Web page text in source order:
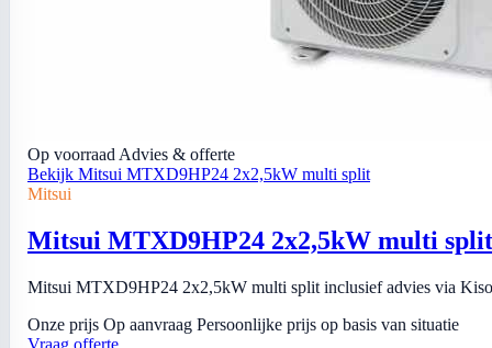
Op voorraad Advies & offerte
Bekijk Mitsui MTXD9HP24 2x2,5kW multi split
Mitsui
Mitsui MTXD9HP24 2x2,5kW multi split
Mitsui MTXD9HP24 2x2,5kW multi split inclusief advies via
Onze prijs Op aanvraag Persoonlijke prijs op basis van situatie
Vraag offerte